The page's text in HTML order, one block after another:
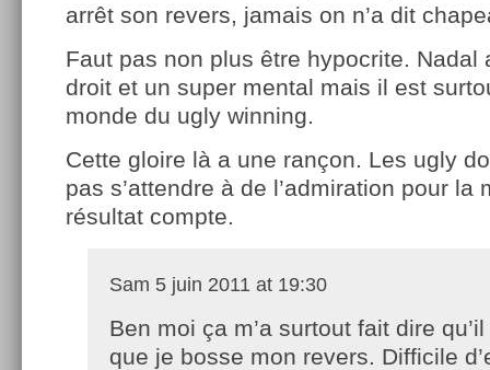
arrêt son revers, jamais on n’a dit
Faut pas non plus être hypocrite. Nadal
droit et un super mental mais il est
monde du ugly winning.
Cette gloire là a une rançon. Les ugly
pas s’attendre à de l’admiration pour la
résultat compte.
Sam 5 juin 2011 at 19:30
Ben moi ça m’a surtout fait dire
que je bosse mon revers. Difficile